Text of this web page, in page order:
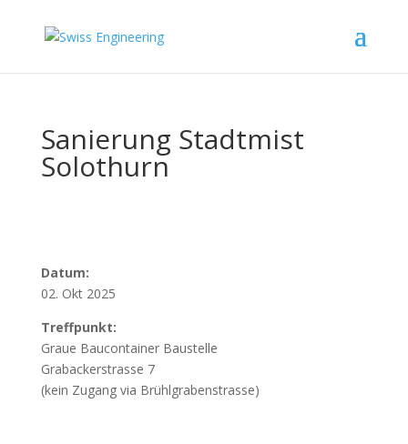
Sanierung Stadtmist
Solothurn
Datum:
02. Okt 2025
Treffpunkt:
Graue Baucontainer Baustelle
Grabackerstrasse 7
(kein Zugang via Brühlgrabenstrasse)